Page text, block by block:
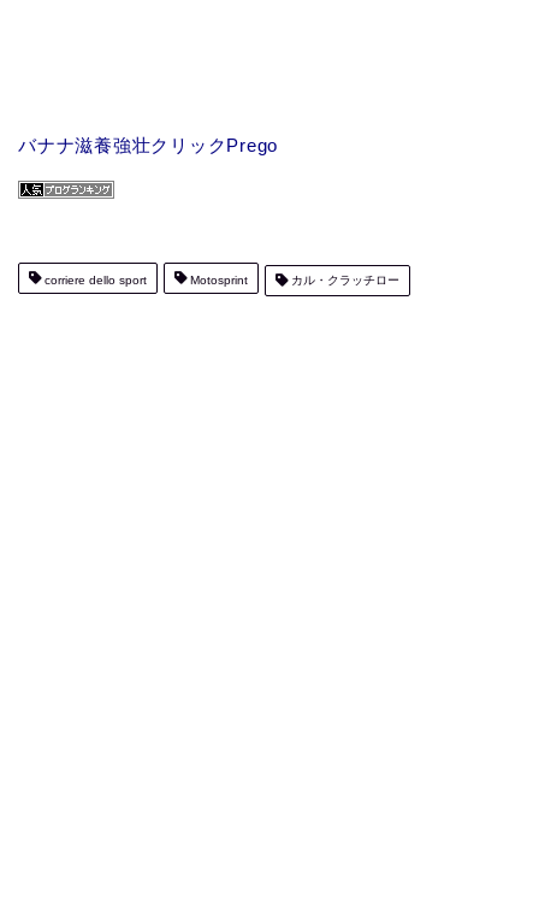
バナナ滋養強壮クリックPrego
corriere dello sport Motosprint カル・クラッチロー